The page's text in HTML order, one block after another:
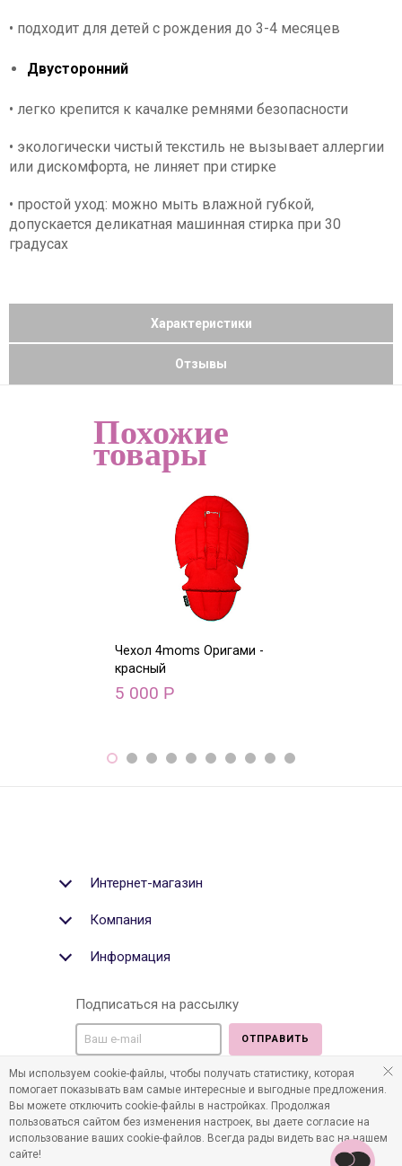
• подходит для детей с рождения до 3-4 месяцев
Двусторонний
• легко крепится к качалке ремнями безопасности
• экологически чистый текстиль не вызывает аллергии
или дискомфорта, не линяет при стирке
• простой уход: можно мыть влажной губкой,
допускается деликатная машинная стирка при 30
градусах
Характеристики
Отзывы
Похожие
товары
Чехол 4moms Оригами -
красный
5 000 Р
Интернет-магазин
Компания
Информация
Подписаться на рассылку
ОТПРАВИТЬ
Мы в социальных медиа:
Мы используем cookie-файлы, чтобы получать статистику, которая
помогает показывать вам самые интересные и выгодные предложения.
Вы можете отключить cookie-файлы в настройках. Продолжая
пользоваться сайтом без изменения настроек, вы даете согласие на
использование ваших cookie-файлов. Всегда рады видеть вас на нашем
сайте!